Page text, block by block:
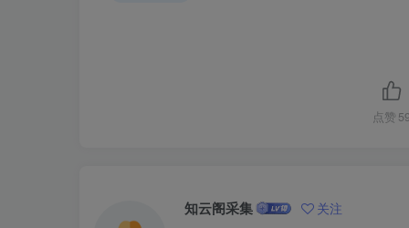
点赞
知云阁采集 关注